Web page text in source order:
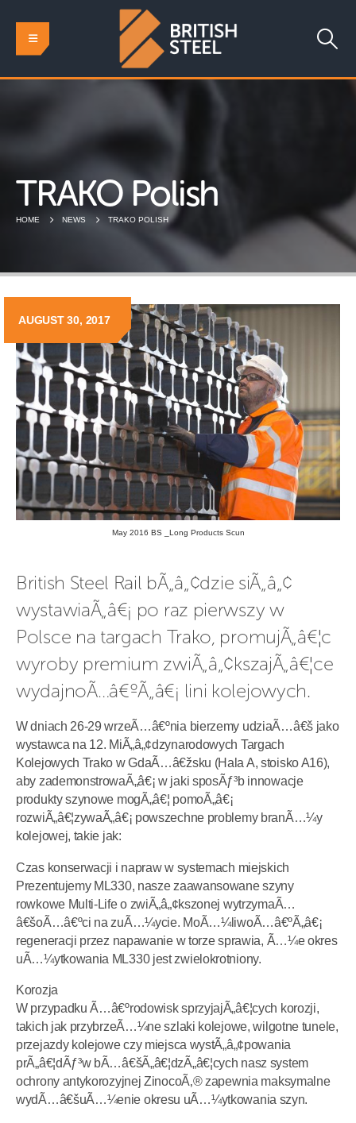
TRAKO Polish
HOME NEWS TRAKO POLISH
May 2016 BS _Long Products Scun
AUGUST 30, 2017
British Steel Rail bÃ„â„¢dzie siÃ„â„¢
wystawiaÃ„â€¡ po raz pierwszy w
Polsce na targach Trako, promujÃ„â€¦c
wyroby premium zwiÃ„â„¢kszajÃ„â€¦ce
wydajnoÃ…â€ºÃ„â€¡ lini kolejowych.
W dniach 26-29 wrzeÃ…â€ºnia bierzemy udziaÃ…â€š jako
wystawca na 12. MiÃ„â„¢dzynarodowych Targach
Kolejowych Trako w GdaÃ…â€žsku (Hala A, stoisko A16),
aby zademonstrowaÃ„â€¡ w jaki sposÃƒ³b innowacje
produkty szynowe mogÃ„â€¦ pomoÃ„â€¡
rozwiÃ„â€¦zywaÃ„â€¡ powszechne problemy branÃ…¼y
kolejowej, takie jak:
Czas konserwacji i napraw w systemach miejskich
Prezentujemy ML330, nasze zaawansowane szyny
rowkowe Multi-Life o zwiÃ„â„¢kszonej wytrzymaÃ…
â€šoÃ…â€ºci na zuÃ…¼ycie. MoÃ…¼liwoÃ…â€ºÃ„â€¡
regeneracji przez napawanie w torze sprawia, Ã…¼e okres
uÃ…¼ytkowania ML330 jest zwielokrotniony.
Korozja
W przypadku Ã…â€ºrodowisk sprzyjajÃ„â€¦cych korozji,
takich jak przybrzeÃ…¼ne szlaki kolejowe, wilgotne tunele,
przejazdy kolejowe czy miejsca wystÃ„â„¢powania
prÃ„â€¦dÃƒ³w bÃ…â€šÃ„â€¦dzÃ„â€¦cych nasz system
ochrony antykorozyjnej ZinocoÃ‚® zapewnia maksymalne
wydÃ…â€šuÃ…¼enie okresu uÃ…¼ytkowania szyn.